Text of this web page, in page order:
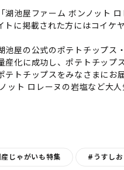
池屋ファーム ボンノット
トに掲載された方にはコイケ
池屋の公式のポテトチップ
産化に成功し、ポテトチッ
トチップスをみなさまにお届
ット ロレーヌの岩塩など大
じゃがいも特集 #うすしお